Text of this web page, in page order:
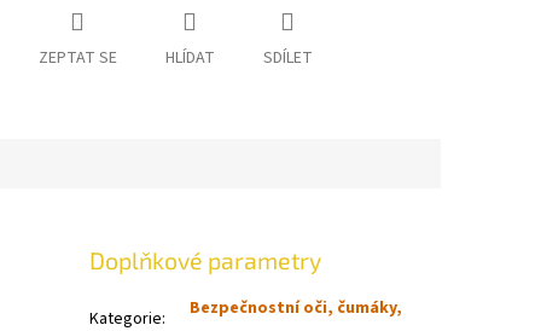
ZEPTAT SE HLÍDAT SDÍLET
Doplňkové parametry
Kategorie:
Bezpečnostní oči, čumáky,